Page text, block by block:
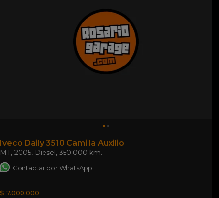
Iveco Daily 3510 Camilla Auxilio
MT, 2005, Diesel , 350.000 km.
Contactar por WhatsApp
$ 7.000.000